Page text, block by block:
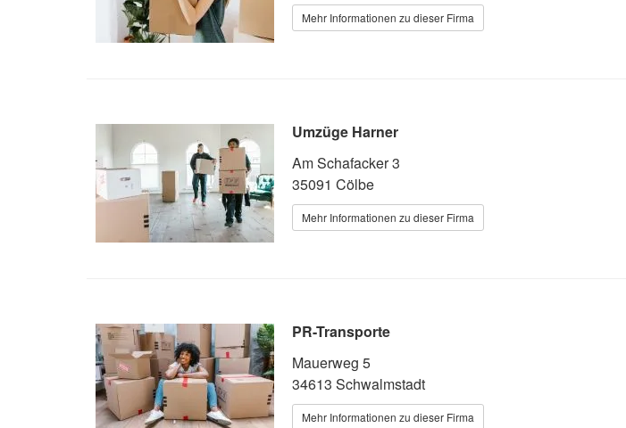
Mehr Informationen zu dieser Firma
Umzüge Harner
Am Schafacker 3
35091 Cölbe
Mehr Informationen zu dieser Firma
PR-Transporte
Mauerweg 5
34613 Schwalmstadt
Mehr Informationen zu dieser Firma